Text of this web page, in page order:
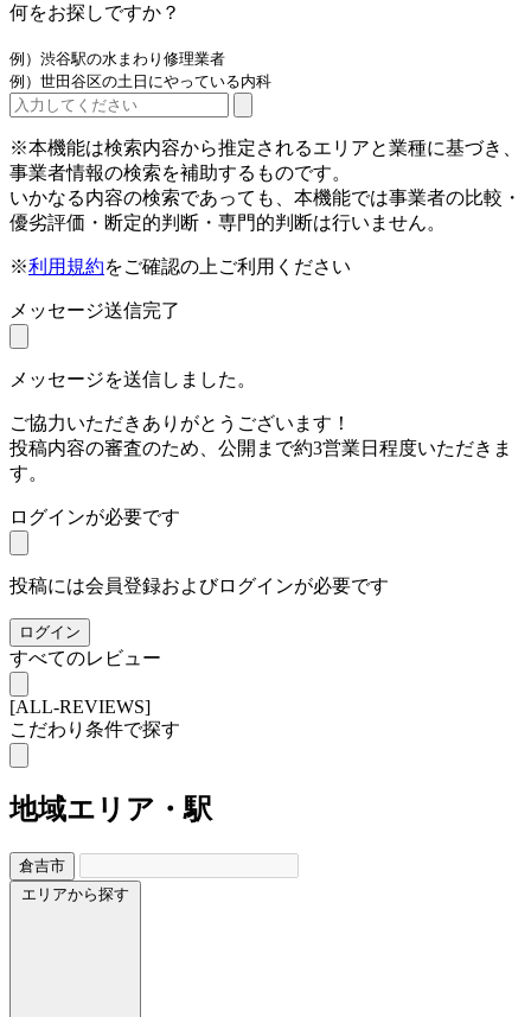
何をお探しですか？
例）渋谷駅の水まわり修理業者
例）世田谷区の土日にやっている内科
※本機能は検索内容から推定されるエリアと業種に基づき、
事業者情報の検索を補助するものです。
いかなる内容の検索であっても、本機能では事業者の比較・
優劣評価・断定的判断・専門的判断は行いません。
※利用規約をご確認の上ご利用ください
メッセージ送信完了
メッセージを送信しました。
ご協力いただきありがとうございます！
投稿内容の審査のため、公開まで約3営業日程度いただきま
す。
ログインが必要です
投稿には会員登録およびログインが必要です
ログイン
すべてのレビュー
[ALL-REVIEWS]
こだわり条件で探す
地域エリア・駅
倉吉市
エリアから探す